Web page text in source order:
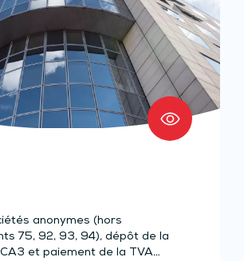
anonymes (hors
75, 92, 93, 94), dépôt de la
et paiement de la TVA…